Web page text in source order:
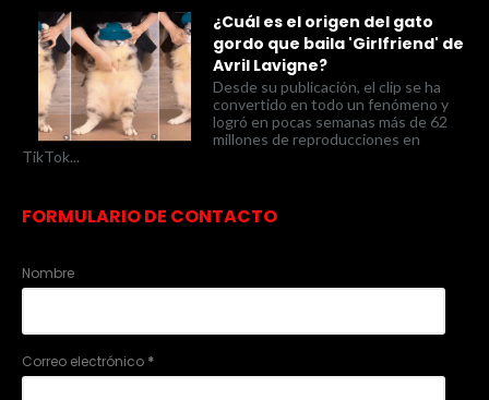
¿Cuál es el origen del gato
gordo que baila 'Girlfriend' de
Avril Lavigne?
Desde su publicación, el clip se ha
convertido en todo un fenómeno y
logró en pocas semanas más de 62
millones de reproducciones en
TikTok...
FORMULARIO DE CONTACTO
Nombre
Correo electrónico *